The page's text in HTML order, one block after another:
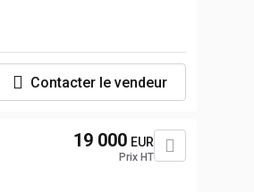
Contacter le vendeur
19 000 EUR
Prix HT